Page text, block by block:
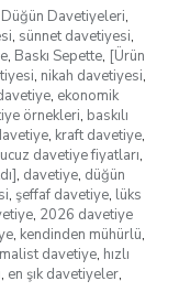
Davetiyeleri,
, sünnet davetiyesi,
, Baskı Sepette, [Ürün
, nikah davetiyesi,
, ekonomik
örnekleri, baskılı
, kraft davetiye,
ucuz davetiye fiyatları,
, davetiye, düğün
, şeffaf davetiye, lüks
, 2026 davetiye
, kendinden mühürlü,
davetiye, hızlı
, en şık davetiyeler,